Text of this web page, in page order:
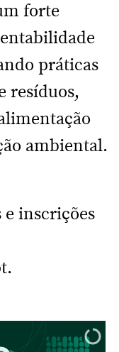
forte
práticas
resíduos,
ambiental.
e inscrições